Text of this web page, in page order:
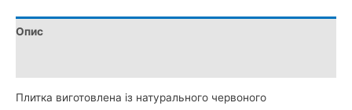
600x300x30
мм
Опис
Плитка виготовлена ​​із натурального червоного